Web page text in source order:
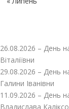
26.08.2026 – День
Віталіївни
29.08.2026 – День
Галини Іванівни
11.09.2026 – День
Владислава